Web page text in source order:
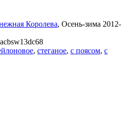
Королева, Осень-зима 2012-
acbsw13dс68
, стеганое, с поясом, с